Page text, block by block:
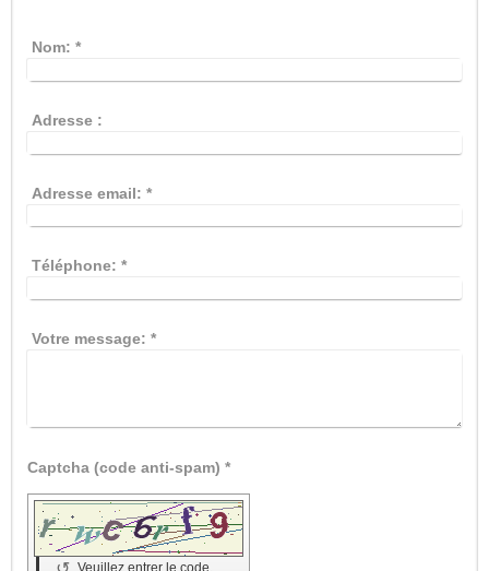
Nom: *
Adresse :
Adresse email: *
Téléphone: *
Votre message: *
Captcha (code anti-spam) *
Veuillez entrer le code.